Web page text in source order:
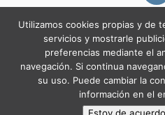
Utilizamos cookies propias y de
servicios y mostrarle
preferencias mediante el
navegación. Si continua
su uso. Puede cambiar la
información en el